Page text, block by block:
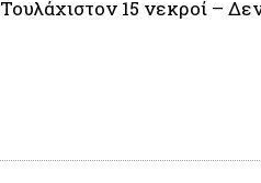
15 νεκροί –